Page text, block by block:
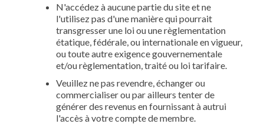
N'accédez à aucune partie du site et ne
l'utilisez pas d'une manière qui pourrait
transgresser une loi ou une règlementation
étatique, fédérale, ou internationale en vigueur,
ou toute autre exigence gouvernementale
et/ou règlementation, traité ou loi tarifaire.
Veuillez ne pas revendre, échanger ou
commercialiser ou par ailleurs tenter de
générer des revenus en fournissant à autrui
l'accès à votre compte de membre.